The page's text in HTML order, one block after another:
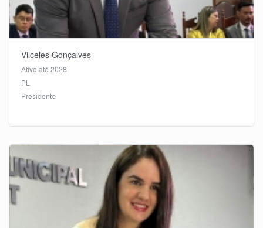
Vilceles Gonçalves
Ativo até 2028
PL
Presidente